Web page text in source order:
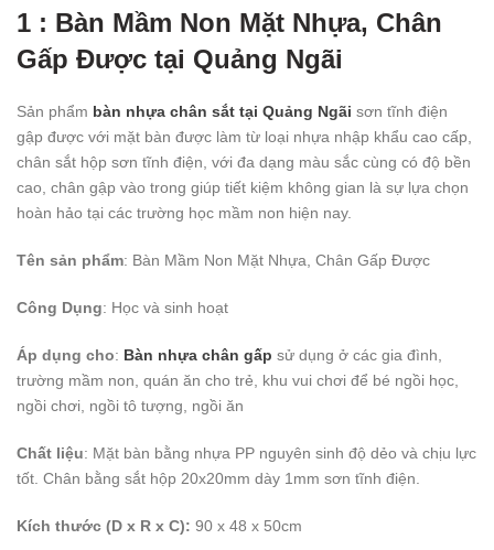
1 : Bàn Mầm Non Mặt Nhựa, Chân
Gấp Được tại Quảng Ngãi
Sản phẩm bàn nhựa chân sắt tại Quảng Ngãi sơn tĩnh điện
gập được với mặt bàn được làm từ loại nhựa nhập khẩu cao cấp,
chân sắt hộp sơn tĩnh điện, với đa dạng màu sắc cùng có độ bền
cao, chân gập vào trong giúp tiết kiệm không gian là sự lựa chọn
hoàn hảo tại các trường học mầm non hiện nay.
Tên sản phẩm: Bàn Mầm Non Mặt Nhựa, Chân Gấp Được
Công Dụng: Học và sinh hoạt
Áp dụng cho: Bàn nhựa chân gấp sử dụng ở các gia đình,
trường mầm non, quán ăn cho trẻ, khu vui chơi để bé ngồi học,
ngồi chơi, ngồi tô tượng, ngồi ăn
Chất liệu: Mặt bàn bằng nhựa PP nguyên sinh độ dẻo và chịu lực
tốt. Chân bằng sắt hộp 20x20mm dày 1mm sơn tĩnh điện.
Kích thước (D x R x C): 90 x 48 x 50cm